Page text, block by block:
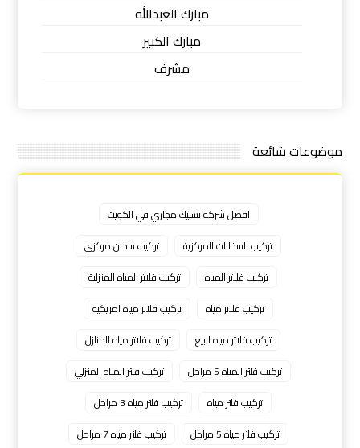
مبارك العبدالله
مبارك الكبير
مشرف
موضوعات شائعة
افضل شركة تسليك مجاري في الكويت
تركيب السخانات المركزية
تركيب سخان مركزي
تركيب فلاتر المياه
تركيب فلاتر المياه المنزلية
تركيب فلاتر مياه
تركيب فلاتر مياه امريكيه
تركيب فلاتر مياه للبيع
تركيب فلاتر مياه للمنازل
تركيب فلتر المياه 5 مراحل
تركيب فلتر المياه المنزلي
تركيب فلتر مياه
تركيب فلتر مياه 3 مراحل
تركيب فلتر مياه 5 مراحل
تركيب فلتر مياه 7 مراحل